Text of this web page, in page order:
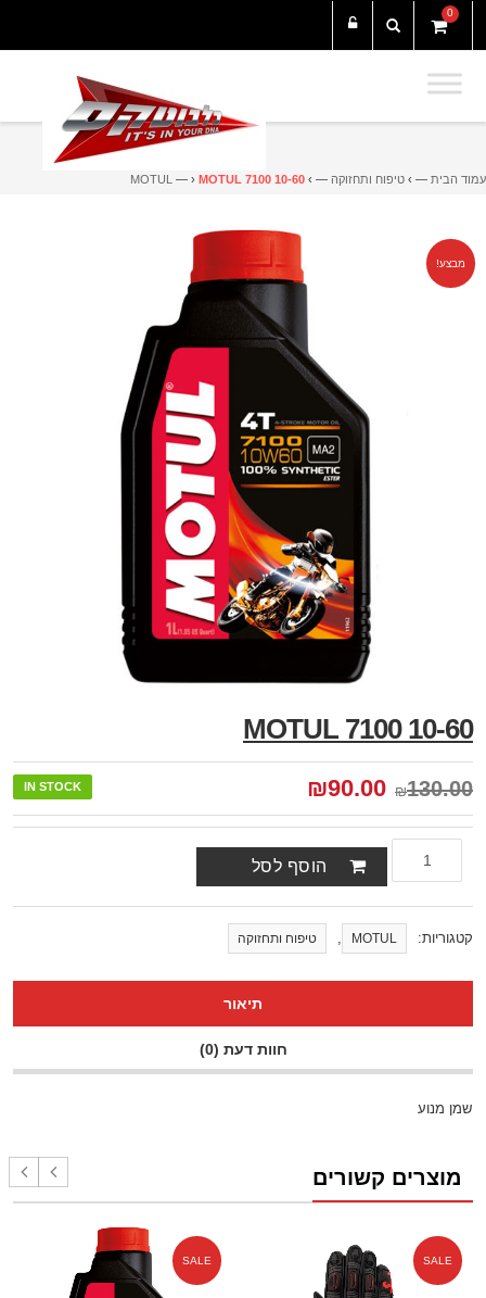
0
עמוד הבית — › טיפוח ותחזוקה — ›
MOTUL — › MOTUL 7100 10-60
מבצע!
MOTUL 7100 10-60
₪130.00
₪90.00
IN STOCK
הוסף לסל
קטגוריות: MOTUL
, טיפוח ותחזוקה
תיאור
חוות דעת (0)
שמן מנוע
מוצרים קשורים
SALE
SALE